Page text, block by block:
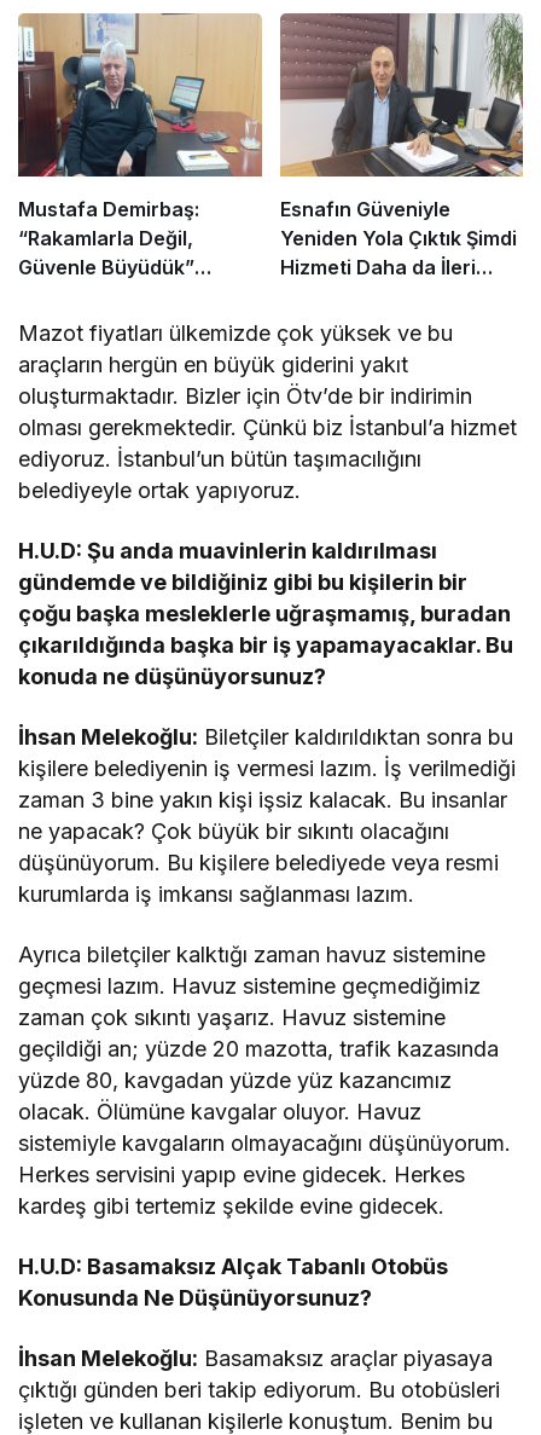
Mustafa Demirbaş:
“Rakamlarla Değil,
Güvenle Büyüdük”
İşidir
Esnafın Güveniyle
Yeniden Yola Çıktık Şimdi
Hizmeti Daha da İleri
Mazot fiyatları ülkemizde çok yüksek ve bu
araçların hergün en büyük giderini yakıt
oluşturmaktadır. Bizler için Ötv’de bir indirimin
olması gerekmektedir. Çünkü biz İstanbul’a hizmet
ediyoruz. İstanbul’un bütün taşımacılığını
belediyeyle ortak yapıyoruz.
H.U.D: Şu anda muavinlerin kaldırılması
gündemde ve bildiğiniz gibi bu kişilerin bir
çoğu başka mesleklerle uğraşmamış, buradan
çıkarıldığında başka bir iş yapamayacaklar. Bu
konuda ne düşünüyorsunuz?
İhsan Melekoğlu: Biletçiler kaldırıldıktan sonra bu
kişilere belediyenin iş vermesi lazım. İş verilmediği
zaman 3 bine yakın kişi işsiz kalacak. Bu insanlar
ne yapacak? Çok büyük bir sıkıntı olacağını
düşünüyorum. Bu kişilere belediyede veya resmi
kurumlarda iş imkansı sağlanması lazım.
Ayrıca biletçiler kalktığı zaman havuz sistemine
geçmesi lazım. Havuz sistemine geçmediğimiz
zaman çok sıkıntı yaşarız. Havuz sistemine
geçildiği an; yüzde 20 mazotta, trafik kazasında
yüzde 80, kavgadan yüzde yüz kazancımız
olacak. Ölümüne kavgalar oluyor. Havuz
sistemiyle kavgaların olmayacağını düşünüyorum.
Herkes servisini yapıp evine gidecek. Herkes
kardeş gibi tertemiz şekilde evine gidecek.
H.U.D: Basamaksız Alçak Tabanlı Otobüs
Konusunda Ne Düşünüyorsunuz?
İhsan Melekoğlu: Basamaksız araçlar piyasaya
çıktığı günden beri takip ediyorum. Bu otobüsleri
işleten ve kullanan kişilerle konuştum. Benim bu